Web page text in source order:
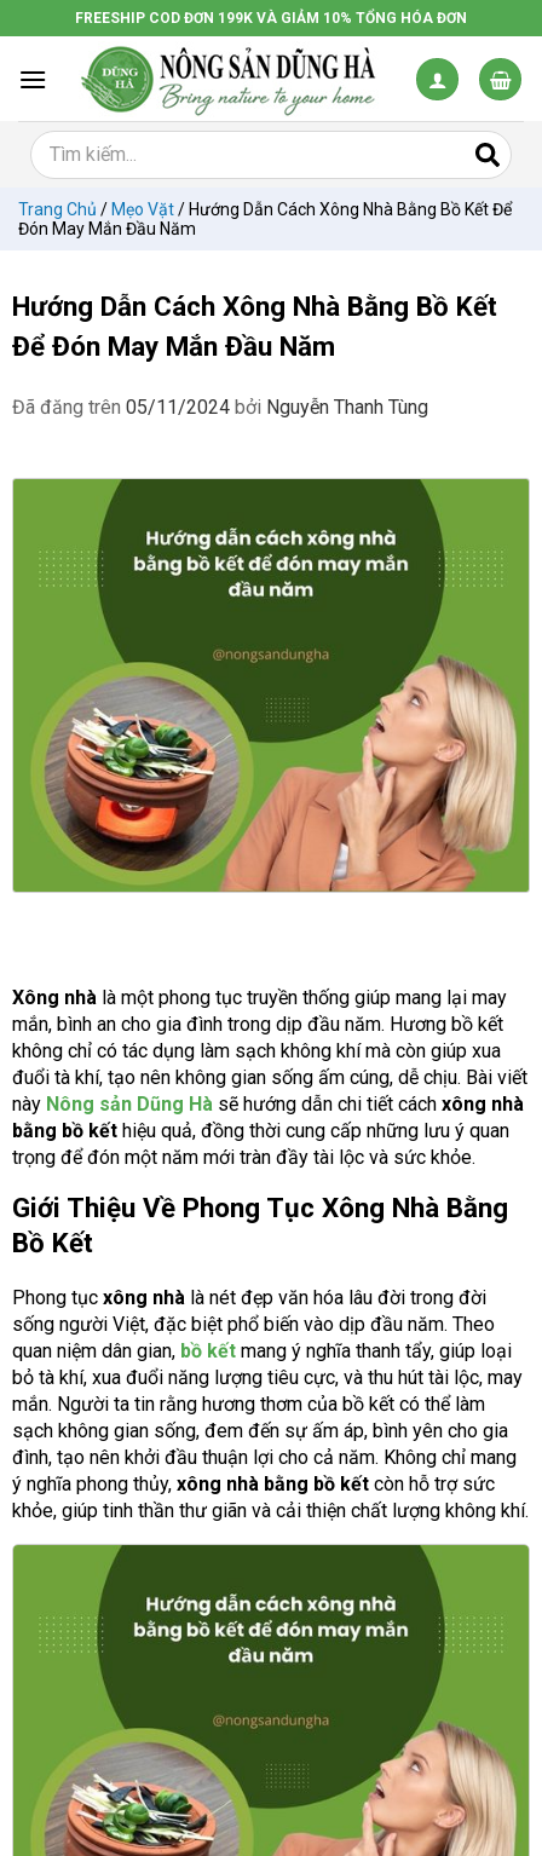
đến
dung
FREESHIP COD ĐƠN 199K VÀ GIẢM 10% TỔNG HÓA ĐƠN
Trang Chủ / Mẹo Vặt/ Hướng Dẫn Cách Xông Nhà Bằng Bồ Kết Để
Đón May Mắn Đầu Năm
Hướng Dẫn Cách Xông Nhà Bằng Bồ Kết
Để Đón May Mắn Đầu Năm
Đã đăng trên 05/11/2024 bởi Nguyễn Thanh Tùng
Xông nhà là một phong tục truyền thống giúp mang lại may
mắn, bình an cho gia đình trong dịp đầu năm. Hương bồ kết
không chỉ có tác dụng làm sạch không khí mà còn giúp xua
đuổi tà khí, tạo nên không gian sống ấm cúng, dễ chịu. Bài viết
này Nông sản Dũng Hà sẽ hướng dẫn chi tiết cách xông nhà
bằng bồ kết hiệu quả, đồng thời cung cấp những lưu ý quan
trọng để đón một năm mới tràn đầy tài lộc và sức khỏe.
Giới Thiệu Về Phong Tục Xông Nhà Bằng
Bồ Kết
Phong tục xông nhà là nét đẹp văn hóa lâu đời trong đời
sống người Việt, đặc biệt phổ biến vào dịp đầu năm. Theo
quan niệm dân gian, bồ kết mang ý nghĩa thanh tẩy, giúp loại
bỏ tà khí, xua đuổi năng lượng tiêu cực, và thu hút tài lộc, may
mắn. Người ta tin rằng hương thơm của bồ kết có thể làm
sạch không gian sống, đem đến sự ấm áp, bình yên cho gia
đình, tạo nên khởi đầu thuận lợi cho cả năm. Không chỉ mang
ý nghĩa phong thủy, xông nhà bằng bồ kết còn hỗ trợ sức
khỏe, giúp tinh thần thư giãn và cải thiện chất lượng không khí.